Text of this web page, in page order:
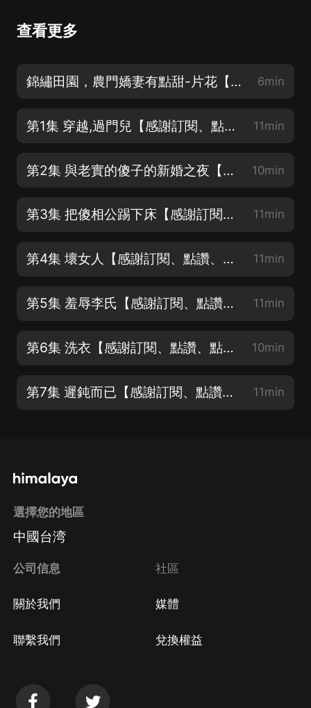
查看更多
錦繡田園，農門嬌妻有點甜-片花【感謝訂閱、點讚、點評、投月票】 6min
第1集 穿越,過門兒【感謝訂閱、點讚、點評、投月票】 11min
第2集 與老實的傻子的新婚之夜【感謝訂閱、點讚、點評、投月票】 10min
第3集 把傻相公踢下床【感謝訂閱、點讚、點評、投月票】 11min
第4集 壞女人【感謝訂閱、點讚、點評、投月票】 11min
第5集 羞辱李氏【感謝訂閱、點讚、點評、投月票】 11min
第6集 洗衣【感謝訂閱、點讚、點評、投月票】 10min
第7集 遲鈍而已【感謝訂閱、點讚、點評、投月票】 11min
選擇您的地區
中國台湾
公司信息
關於我們
聯繫我們
社區
媒體
兌換權益